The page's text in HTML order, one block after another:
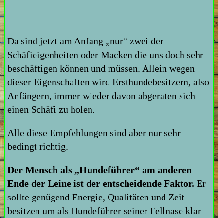
Da sind jetzt am Anfang „nur“ zwei der
Schäfieigenheiten oder Macken die uns doch sehr
beschäftigen können und müssen. Allein wegen
dieser Eigenschaften wird Ersthundebesitzern, also
Anfängern, immer wieder davon abgeraten sich
einen Schäfi zu holen.
Alle diese Empfehlungen sind aber nur sehr
bedingt richtig.
Der Mensch als „Hundeführer“ am anderen
Ende der Leine ist der entscheidende Faktor. Er
sollte genügend Energie, Qualitäten und Zeit
besitzen um als Hundeführer seiner Fellnase klar